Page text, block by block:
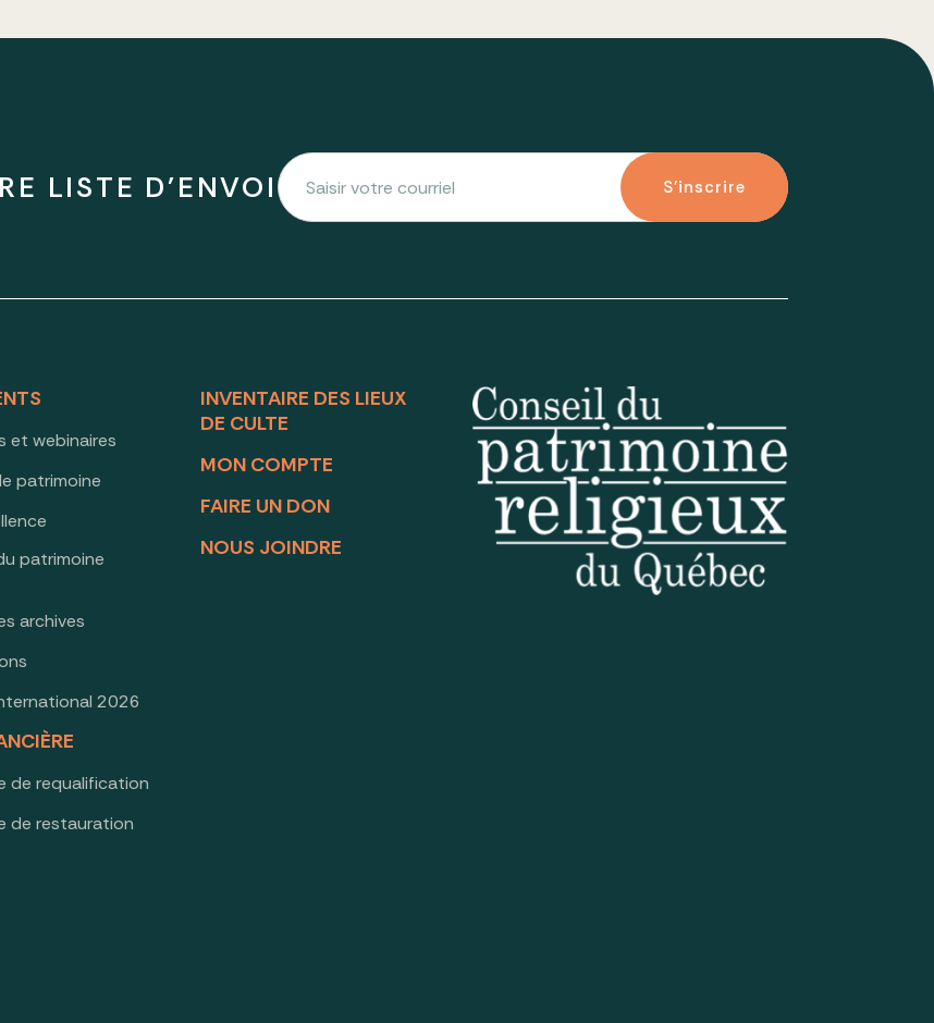
LISTE D'ENVOI S'inscrire
et webinaires
patrimoine
patrimoine
archives
2026
de requalification
de restauration
INVENTAIRE DES LIEUX
DE CULTE
MON COMPTE
FAIRE UN DON
NOUS JOINDRE